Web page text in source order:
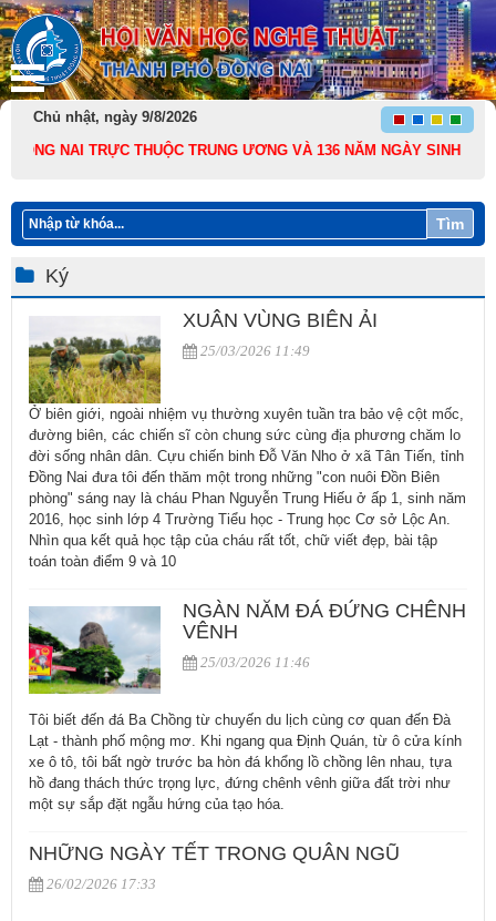
Chủ nhật, ngày 9/8/2026
NAI TRỰC THUỘC TRUNG ƯƠNG VÀ 136 NĂM NGÀY SINH CHỦ
Tìm
Ký
XUÂN VÙNG BIÊN ẢI
25/03/2026 11:49
Ở biên giới, ngoài nhiệm vụ thường xuyên tuần tra bảo vệ cột mốc,
đường biên, các chiến sĩ còn chung sức cùng địa phương chăm lo
đời sống nhân dân. Cựu chiến binh Đỗ Văn Nho ở xã Tân Tiến, tỉnh
Đồng Nai đưa tôi đến thăm một trong những "con nuôi Đồn Biên
phòng" sáng nay là cháu Phan Nguyễn Trung Hiếu ở ấp 1, sinh năm
2016, học sinh lớp 4 Trường Tiểu học - Trung học Cơ sở Lộc An.
Nhìn qua kết quả học tập của cháu rất tốt, chữ viết đẹp, bài tập
toán toàn điểm 9 và 10
NGÀN NĂM ĐÁ ĐỨNG CHÊNH
VÊNH
25/03/2026 11:46
Tôi biết đến đá Ba Chồng từ chuyến du lịch cùng cơ quan đến Đà
Lạt - thành phố mộng mơ. Khi ngang qua Định Quán, từ ô cửa kính
xe ô tô, tôi bất ngờ trước ba hòn đá khổng lồ chồng lên nhau, tựa
hồ đang thách thức trọng lực, đứng chênh vênh giữa đất trời như
một sự sắp đặt ngẫu hứng của tạo hóa.
NHỮNG NGÀY TẾT TRONG QUÂN NGŨ
26/02/2026 17:33